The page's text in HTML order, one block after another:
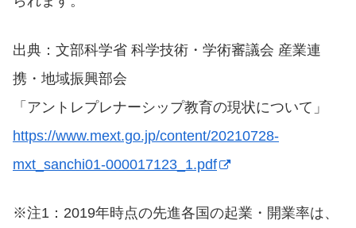
出典：文部科学省 科学技術・学術審議会 産業連
携・地域振興部会
「アントレプレナーシップ教育の現状について」
https://www.mext.go.jp/content/20210728-
mxt_sanchi01-000017123_1.pdf
※注1：2019年時点の先進各国の起業・開業率は、